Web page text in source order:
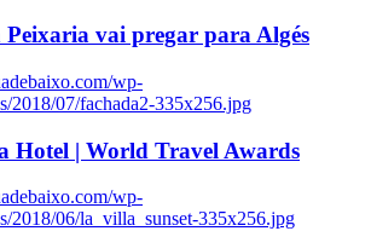
Peixaria vai pregar para Algés
wp-
2018/07/fachada2-335x256.jpg
Hotel | World Travel Awards
wp-
2018/06/la_villa_sunset-335x256.jpg